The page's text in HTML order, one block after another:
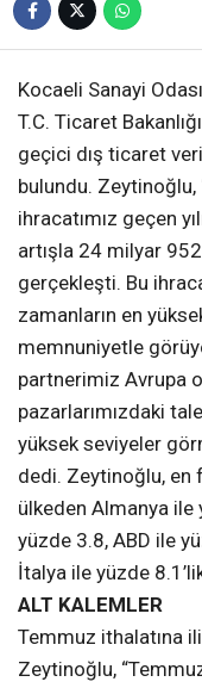
Kocaeli Sanayi
T.C. Ticaret
geçici dış ticaret
bulundu. Zeytinoğlu,
ihracatımız geçen
artışla 24 milyar
gerçekleşti. Bu
zamanların en
memnuniyetle
partnerimiz Avrupa
pazarlarımızdaki
yüksek seviyeler
dedi. Zeytinoğlu, en
ülkeden Almanya
yüzde 3.8, ABD ile
İtalya ile yüzde
ALT KALEMLER
Temmuz ithalatına
Zeytinoğlu,